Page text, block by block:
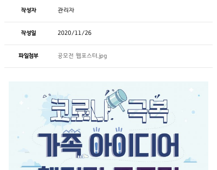
작성자 관리자
작성일 2020/11/26
파일첨부 공모전 웹포스터.jpg